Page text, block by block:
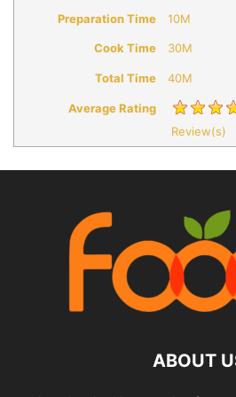
Preparation Time 10M
Cook Time 30M
Total Time 40M
Average Rating
Review(s)
ABOUT